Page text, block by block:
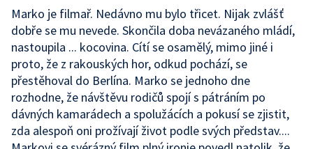
Marko je filmař. Nedávno mu bylo třicet. Nijak zvlášť
dobře se mu nevede. Skončila doba nevázaného mládí,
nastoupila ... kocovina. Cítí se osamělý, mimo jiné i
proto, že z rakouských hor, odkud pochází, se
přestěhoval do Berlína. Marko se jednoho dne
rozhodne, že návštěvu rodičů spojí s pátráním po
dávných kamarádech a spolužácích a pokusí se zjistit,
zda alespoň oni prožívají život podle svých představ....